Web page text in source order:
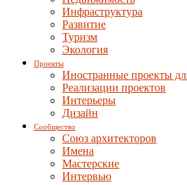
Инфраструктура
Развитие
Туризм
Экология
Проекты
Иностранные проекты
Реализации проектов
Интерьеры
Дизайн
Сообщество
Союз архитекторов
Имена
Мастерские
Интервью